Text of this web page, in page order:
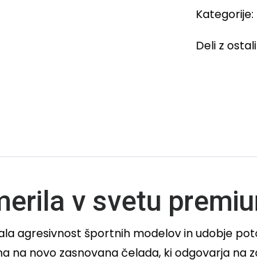
Kategorije:
Deli z
v svetu
agresivnost športnih modelov in udobje
na novo zasnovana čelada, ki odgovarja